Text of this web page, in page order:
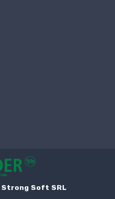
Strong Soft SRL